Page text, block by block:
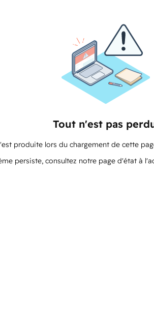
Tout n'est pas
produite lors du chargement de cette
persiste, consultez notre page d'état à